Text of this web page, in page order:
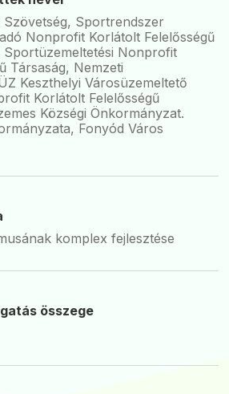
Szövetség, Sportrendszer
Nonprofit Korlátolt Felelősségű
Sportüzemeltetési Nonprofit
Társaság, Nemzeti
Keszthelyi Városüzemeltető
Korlátolt Felelősségű
Községi Önkormányzat.
Fonyód Város
komplex fejlesztése
összege